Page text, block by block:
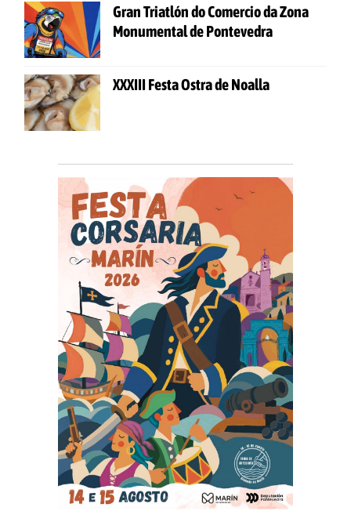
Gran Triatlón do Comercio da Zona
Monumental de Pontevedra
XXXIII Festa Ostra de Noalla